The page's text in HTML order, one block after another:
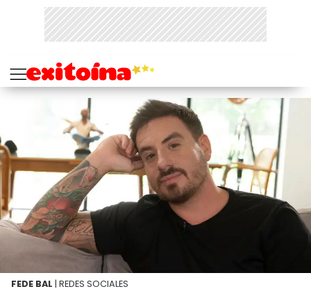
FEDE BAL | REDES SOCIALES